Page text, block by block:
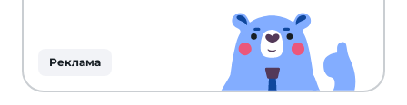
Реклама